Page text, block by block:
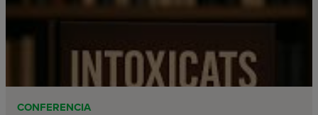
CONFERENCIA